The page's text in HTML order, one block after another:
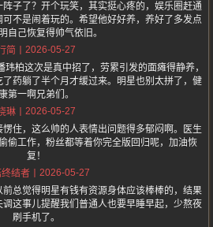
子了？开个玩笑，其实挺心疼的，娱乐圈赶通
不是闹着玩的。希望他好好养，养好了多发点
自己恢复得帅气依旧。
简
2026-05-27
柏这次是真中招了，劳累引发的面瘫得静养，
药躺了半个月才缓过来。明星也别太拼了，健
第一啊兄弟们。
琳
2026-05-27
住，这么帅的人表情出问题得多郁闷啊。医生
偷工作，粉丝都等着你完全版回归呢，加油恢
复！
结者
2026-05-27
总觉得明星有钱有资源身体应该棒棒的，结果
这事儿提醒我们普通人也要早睡早起，少熬夜
刷手机了。